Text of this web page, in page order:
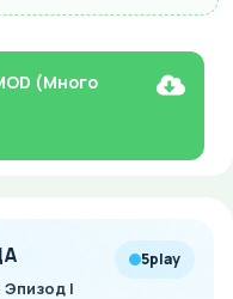
(Много
Эпизод I
5play